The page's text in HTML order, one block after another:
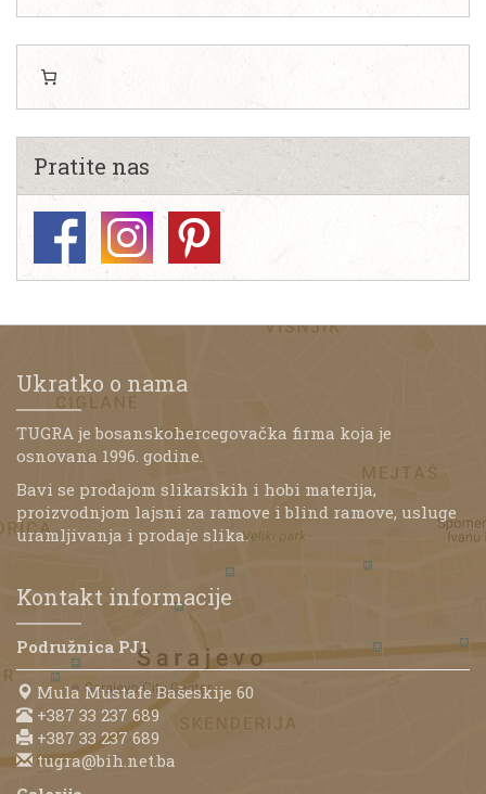
Pratite nas
Ukratko o nama
TUGRA je bosanskohercegovačka firma koja je
osnovana 1996. godine.
Bavi se prodajom slikarskih i hobi materija,
proizvodnjom lajsni za ramove i blind ramove, usluge
uramljivanja i prodaje slika.
Kontakt informacije
Podružnica PJ1
Mula Mustafe Bašeskije 60
+387 33 237 689
+387 33 237 689
tugra@bih.net.ba